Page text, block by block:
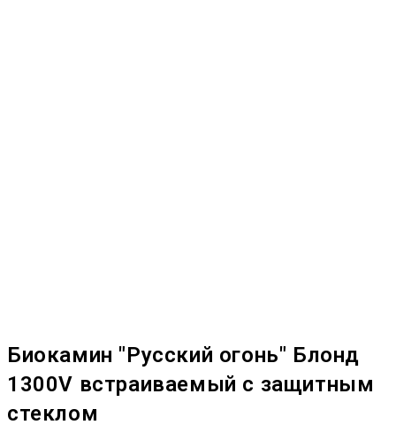
Биокамин "Русский огонь" Блонд
1300V встраиваемый с защитным
стеклом